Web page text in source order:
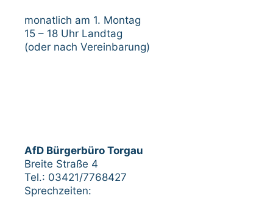
monatlich am 1. Montag
15 – 18 Uhr Landtag
(oder nach Vereinbarung)
AfD Bürgerbüro Torgau
Breite Straße 4
Tel.: 03421/7768427
Sprechzeiten: